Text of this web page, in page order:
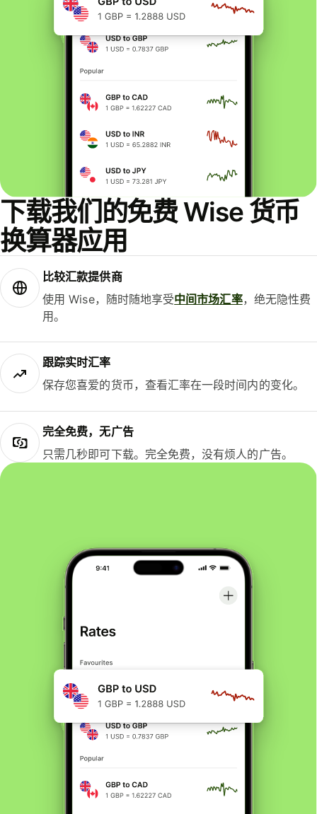
下载我们的免费 Wise 货币
换算器应用
比较汇款提供商
使用 Wise，随时随地享受中间市场汇率，绝无隐性费
用。
跟踪实时汇率
保存您喜爱的货币，查看汇率在一段时间内的变化。
完全免费，无广告
只需几秒即可下载。完全免费，没有烦人的广告。